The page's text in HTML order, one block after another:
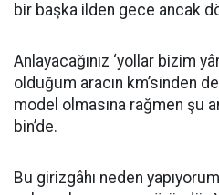
bir başka ilden gece ancak
Anlayacağınız ‘yollar bizim
olduğum aracın km’sinden
model olmasına rağmen şu
bin’de.
Bu girizgâhı neden